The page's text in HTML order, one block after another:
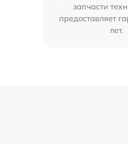
запчасти
предоставляет
лет.